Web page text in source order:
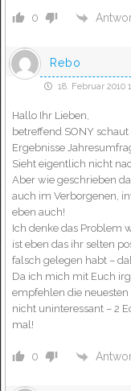
0
Rebo
18. Februar 2010
Hallo Ihr Lieben,
betreffend SONY
Ergebnisse
Sieht eigentlich nicht
Aber wie geschrieben
auch im Verborgenen,
eben auch!
Ich denke das Problem
ist eben das ihr selten
falsch gelegen habt –
Da ich mich mit Euch
empfehlen die
nicht uninteressant – 2
mal!
0